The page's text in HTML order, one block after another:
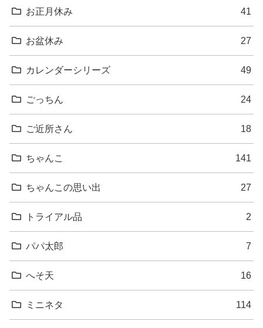
お正月休み 41
お盆休み 27
カレンダーシリーズ 49
ごっちん 24
ご近所さん 18
ちゃんこ 141
ちゃんこの思い出 27
トライアル品 2
パパ太郎 7
へそ天 16
ミニネタ 114